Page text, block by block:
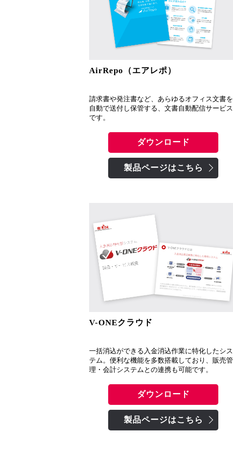
AirRepo（エアレポ）
請求書や発注書など、あらゆるオフィス文書を
自動で送付し保管する、文書自動配信サービス
です。
ダウンロード
製品ページはこちら
V-ONEクラウド
一括消込ができる入金消込作業に特化したシス
テム。便利な機能を多数搭載しており、販売管
理・会計システムとの連携も可能です。
ダウンロード
製品ページはこちら